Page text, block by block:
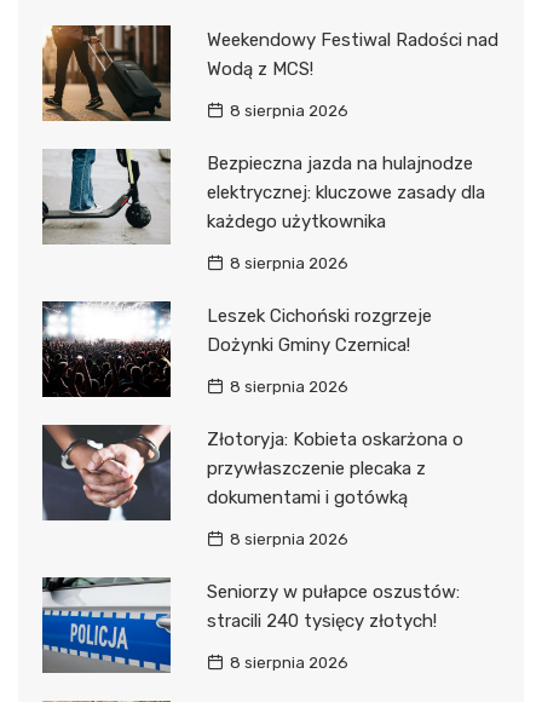
Weekendowy Festiwal Radości nad
Wodą z MCS!
8 sierpnia 2026
Bezpieczna jazda na hulajnodze
elektrycznej: kluczowe zasady dla
każdego użytkownika
8 sierpnia 2026
Leszek Cichoński rozgrzeje
Dożynki Gminy Czernica!
8 sierpnia 2026
Złotoryja: Kobieta oskarżona o
przywłaszczenie plecaka z
dokumentami i gotówką
8 sierpnia 2026
Seniorzy w pułapce oszustów:
stracili 240 tysięcy złotych!
8 sierpnia 2026